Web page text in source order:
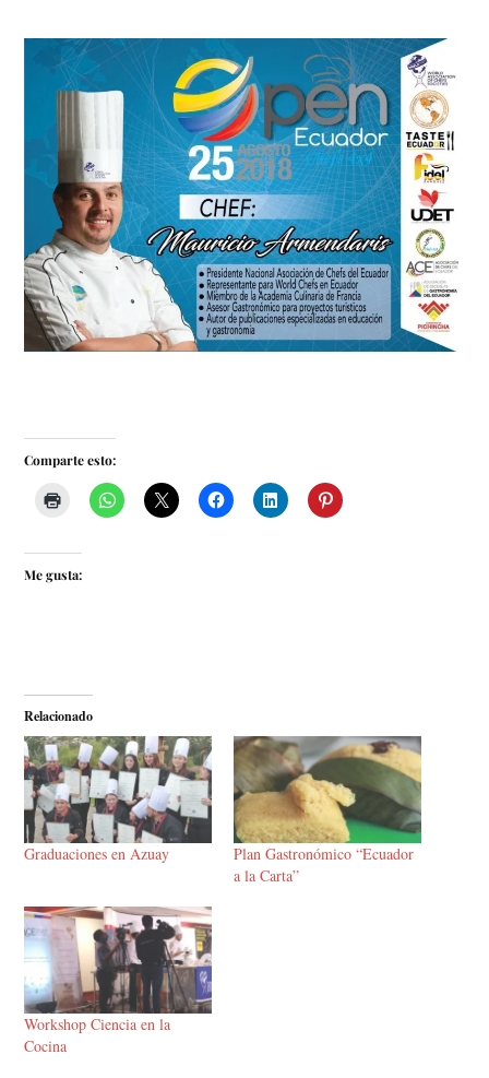
Comparte esto:
Me gusta:
Relacionado
Graduaciones en Azuay
Plan Gastronómico “Ecuador
a la Carta”
Workshop Ciencia en la
Cocina